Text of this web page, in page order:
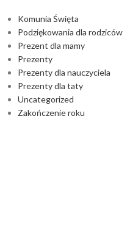
Komunia Święta
Podziękowania dla rodziców
Prezent dla mamy
Prezenty
Prezenty dla nauczyciela
Prezenty dla taty
Uncategorized
Zakończenie roku